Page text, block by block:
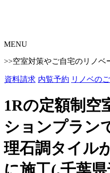
MENU
>>空室対策やご自宅のリノベ
資料請求 内覧予約 リノベの
1Rの定額制空
ションプラン
理石調タイル